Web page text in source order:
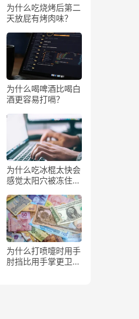
为什么吃烧烤后第二
天放屁有烤肉味？
为什么喝啤酒比喝白
酒更容易打嗝？
为什么吃冰棍太快会
感觉太阳穴被冻住了
为什么打喷嚏时用手
肘挡比用手掌更卫